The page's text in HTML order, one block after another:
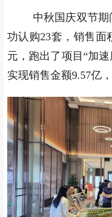
中秋国庆双节
功认购23套，销售面
元，跑出了项目“加
实现销售金额9.57亿